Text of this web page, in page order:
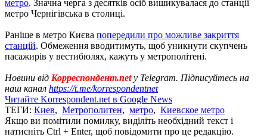
метро. Значна черга з десятків осіб вишикувалася до станції
метро Чернігівська в столиці.
Раніше в метро Києва попередили про можливе закриття
станцій. Обмеження вводитимуть, щоб уникнути скупчень
пасажирів у вестибюлях, кажуть у метрополітені.
Новини від Корреспондент.netу Telegram. Підписуйтесь на
наш канал https://t.me/korrespondentnet
Читайте Korrespondent.net в Google News
ТЕГИ: Киев, Метрополитен, метро, Киевское метро
Якщо ви помітили помилку, виділіть необхідний текст і
натисніть Ctrl + Enter, щоб повідомити про це редакцію.